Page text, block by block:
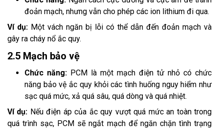
đoản mạch, nhưng vẫn cho phép các ion lithium đi qua.
Ví dụ: Một vách ngăn bị lỗi có thể dẫn đến đoản mạch và
gây ra cháy nổ ắc quy.
2.5 Mạch bảo vệ
Chức năng: PCM là một mạch điện tử nhỏ có chức
năng bảo vệ ắc quy khỏi các tình huống nguy hiểm như
sạc quá mức, xả quá sâu, quá dòng và quá nhiệt.
Ví dụ: Nếu điện áp của ắc quy vượt quá mức an toàn trong
quá trình sạc, PCM sẽ ngắt mạch để ngăn chặn tình trạng